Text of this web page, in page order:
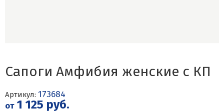
Сапоги Амфибия женские с КП
Артикул: 173684
от1 125 руб.